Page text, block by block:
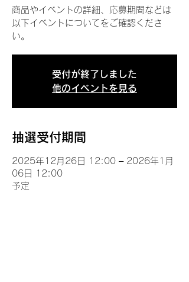
商品やイベントの詳細、応募期間などは
以下イベントについてをご確認くださ
い。
受付が終了しました
他のイベントを見る
抽選受付期間
2025年12月26日 12:00 – 2026年1月
06日 12:00
予定